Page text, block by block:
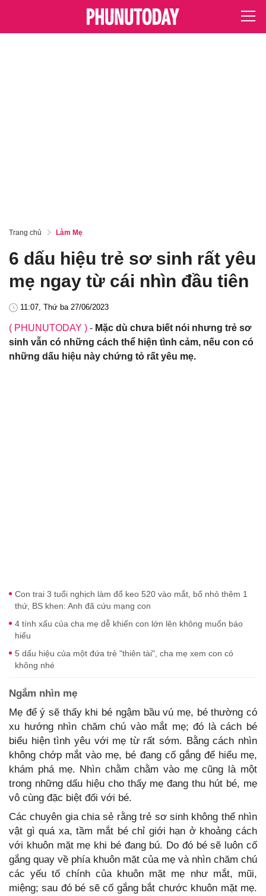
Trang chủ Làm Mẹ
6 dấu hiệu trẻ sơ sinh rất yêu
mẹ ngay từ cái nhìn đầu tiên
11:07, Thứ ba 27/06/2023
( PHUNUTODAY ) - Mặc dù chưa biết nói nhưng trẻ sơ
sinh vẫn có những cách thể hiện tình cảm, nếu con có
những dấu hiệu này chứng tỏ rất yêu mẹ.
Con trai 3 tuổi nghịch làm đổ keo 520 vào mắt, bố nhỏ thêm 1
thứ, BS khen: Anh đã cứu mạng con
4 tính xấu của cha mẹ dễ khiến con lớn lên không muốn báo
hiếu
5 dấu hiệu của một đứa trẻ "thiên tài", cha mẹ xem con có
không nhé
Ngắm nhìn mẹ
Mẹ để ý sẽ thấy khi bé ngậm bầu vú mẹ, bé thường có
xu hướng nhìn chăm chú vào mắt mẹ; đó là cách bé
biểu hiện tình yêu với mẹ từ rất sớm. Bằng cách nhìn
không chớp mắt vào mẹ, bé đang cố gắng để hiểu mẹ,
khám phá mẹ. Nhìn chằm chằm vào mẹ cũng là một
trong những dấu hiệu cho thấy mẹ đang thu hút bé, mẹ
vô cùng đặc biệt đối với bé.
Các chuyên gia chia sẻ rằng trẻ sơ sinh không thể nhìn
vật gì quá xa, tầm mắt bé chỉ giới hạn ở khoảng cách
với khuôn mặt mẹ khi bé đang bú. Do đó bé sẽ luôn cố
gắng quay về phía khuôn mặt của mẹ và nhìn chăm chú
các yếu tố chính của khuôn mặt mẹ như mắt, mũi,
miệng; sau đó bé sẽ cố gắng bắt chước khuôn mặt mẹ.